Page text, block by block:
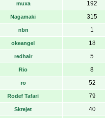
muxa 192
Nagamaki 315
nbn 1
okeangel 18
redhair 5
Rio 8
ro 52
Rodef Tafari 79
Skrejet 40